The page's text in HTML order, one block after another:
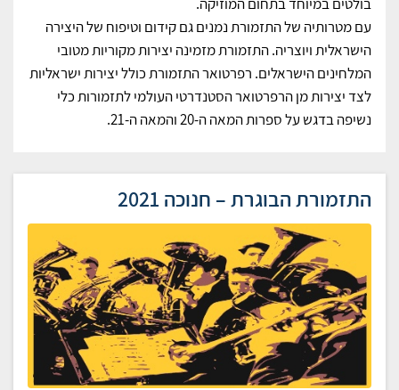
בולטים במיוחד בתחום המוזיקה.
עם מטרותיה של התזמורת נמנים גם קידום וטיפוח של היצירה
הישראלית ויוצריה. התזמורת מזמינה יצירות מקוריות מטובי
המלחינים הישראלים. רפרטואר התזמורת כולל יצירות ישראליות
לצד יצירות מן הרפרטואר הסטנדרטי העולמי לתזמורות כלי
נשיפה בדגש על ספרות המאה ה-20 והמאה ה-21.
התזמורת הבוגרת – חנוכה 2021